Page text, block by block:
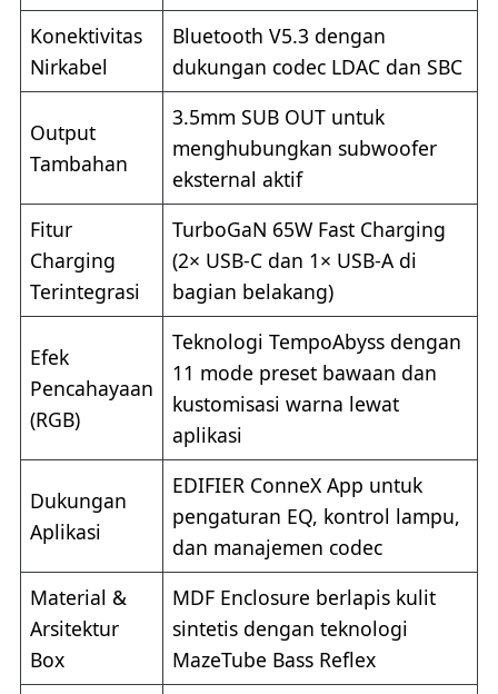
Konektivitas
Nirkabel
Bluetooth V5.3 dengan
dukungan codec LDAC dan SBC
Output
Tambahan
3.5mm SUB OUT untuk
menghubungkan subwoofer
eksternal aktif
Fitur
Charging
Terintegrasi
TurboGaN 65W Fast Charging
(2× USB-C dan 1× USB-A di
bagian belakang)
Efek
Pencahayaan
(RGB)
Teknologi TempoAbyss dengan
11 mode preset bawaan dan
kustomisasi warna lewat
aplikasi
Dukungan
Aplikasi
EDIFIER ConneX App untuk
pengaturan EQ, kontrol lampu,
dan manajemen codec
Material &
Arsitektur
Box
MDF Enclosure berlapis kulit
sintetis dengan teknologi
MazeTube Bass Reflex